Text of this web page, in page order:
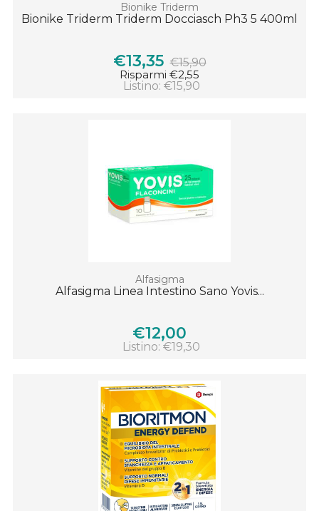
Bionike Triderm
Bionike Triderm Triderm Docciasch Ph3 5 400ml
€13,35 €15,90
Risparmi €2,55
Listino: €15,90
Alfasigma
Alfasigma Linea Intestino Sano Yovis...
€12,00
Listino: €19,30